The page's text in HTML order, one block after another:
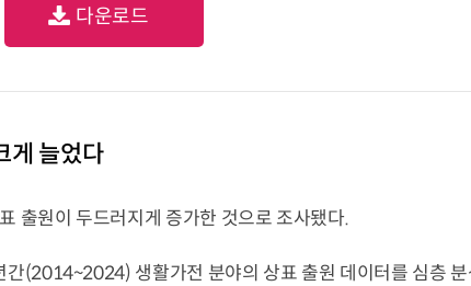
다운로드
게 늘었다
출원이 두드러지게 증가한 것으로 조사됐다.
(2014~2024) 생활가전 분야의 상표 출원 데이터를 심층 분